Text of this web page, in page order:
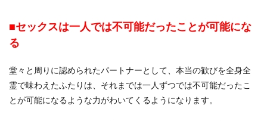
■セックスは一人では不可能だったことが可能にな
る
堂々と周りに認められたパートナーとして、本当の歓びを全身全
霊で味わえたふたりは、それまでは一人ずつでは不可能だったこ
とが可能になるような力がわいてくるようになります。